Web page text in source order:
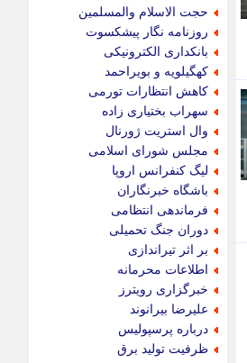
حجت الاسلام والمسلمین
روزنامه نگار پیشکسوت
بانکداری الکترونیکی
کهگیلویه و بویراحمد
کاهش انتظارات تورمی
سهراب بختیاری زاده
وال استریت ژورنال
مجلس شورای اسلامی
لیگ کنفرانس اروپا
باشگاه خبرنگاران
فرماندهی انتظامی
دوران جنگ تحمیلی
بر اثر تیراندازی
اطلاعات محرمانه
خبرگزاری رویترز
علیرضا بیرانوند
درباره پرسپولیس
ظرفیت تولید برق